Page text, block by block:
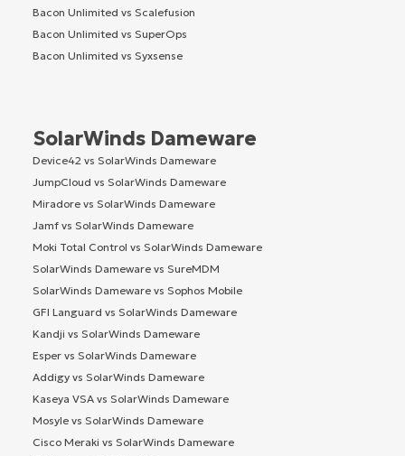
Bacon Unlimited vs Scalefusion
Bacon Unlimited vs SuperOps
Bacon Unlimited vs Syxsense
SolarWinds Dameware
Device42 vs SolarWinds Dameware
JumpCloud vs SolarWinds Dameware
Miradore vs SolarWinds Dameware
Jamf vs SolarWinds Dameware
Moki Total Control vs SolarWinds Dameware
SolarWinds Dameware vs SureMDM
SolarWinds Dameware vs Sophos Mobile
GFI Languard vs SolarWinds Dameware
Kandji vs SolarWinds Dameware
Esper vs SolarWinds Dameware
Addigy vs SolarWinds Dameware
Kaseya VSA vs SolarWinds Dameware
Mosyle vs SolarWinds Dameware
Cisco Meraki vs SolarWinds Dameware